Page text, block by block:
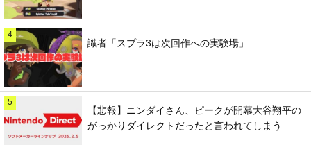
4
識者「スプラ3は次回作への実験場」
5
【悲報】ニンダイさん、ピークが開幕大谷翔平の
がっかりダイレクトだったと言われてしまう